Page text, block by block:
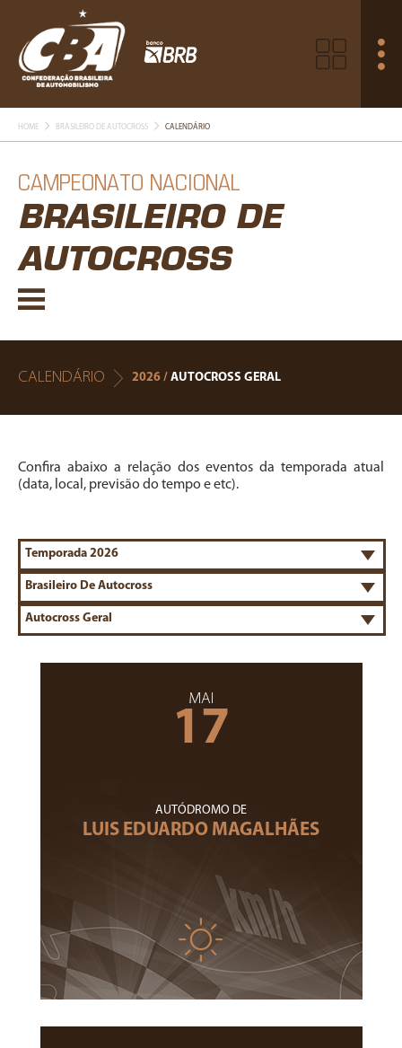
HOME BRASILEIRO DE AUTOCROSS CALENDÁRIO
CAMPEONATO NACIONAL
BRASILEIRO DE
AUTOCROSS
CALENDÁRIO 2026 / AUTOCROSS GERAL
Confira abaixo a relação dos eventos da temporada atual
(data, local, previsão do tempo e etc).
MAI
17
AUTÓDROMO DE
LUIS EDUARDO MAGALHÃES